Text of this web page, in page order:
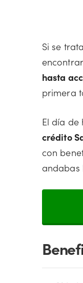
Si se
hasta
primera
El día
crédito
con
andabas